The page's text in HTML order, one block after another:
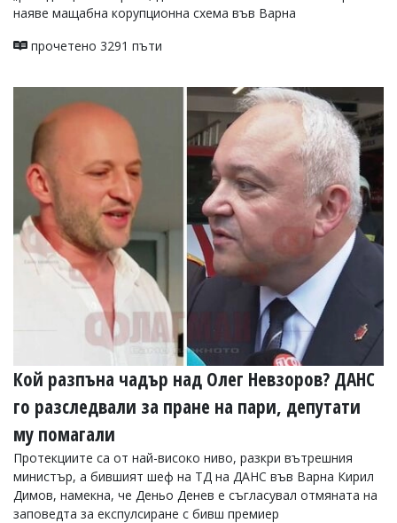
наяве мащабна корупционна схема във Варна
прочетено 3291 пъти
Кой разпъна чадър над Олег Невзоров? ДАНС
го разследвали за пране на пари, депутати
му помагали
Протекциите са от най-високо ниво, разкри вътрешния
министър, а бившият шеф на ТД на ДАНС във Варна Кирил
Димов, намекна, че Деньо Денев е съгласувал отмяната на
заповедта за експулсиране с бивш премиер